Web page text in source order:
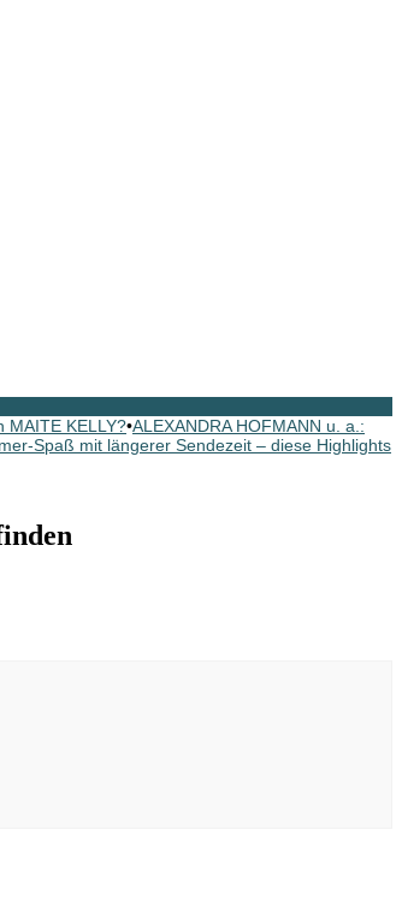
MAITE KELLY?•ALEXANDRA HOFMANN u. a.:
Spaß mit längerer Sendezeit – diese Highlights